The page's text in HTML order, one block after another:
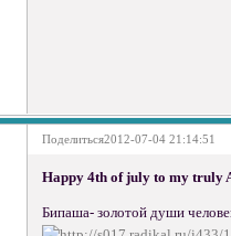
Поделиться2012-07-04 21:14:51
Happy 4th of july to my truly
Бипаша- золотой души